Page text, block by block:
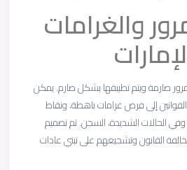
والغرامات
صارمة ويتم تطبيقها بشكل صارم. يمكن
إلى فرض غرامات باهظة، ونقاط
الحالات الشديدة، السجن. تم تصميم
القانون وتشجيعهم على تبني عادات